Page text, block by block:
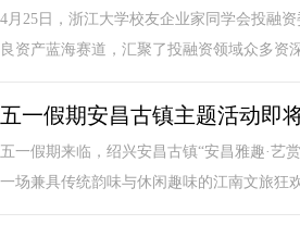
4月25日，浙江大学校友企业家同学会投融
良资产蓝海赛道，汇聚了投融资领域众多
五一假期安昌古镇主题活动即
五一假期来临，绍兴安昌古镇“安昌雅趣·艺
一场兼具传统韵味与休闲趣味的江南文旅狂